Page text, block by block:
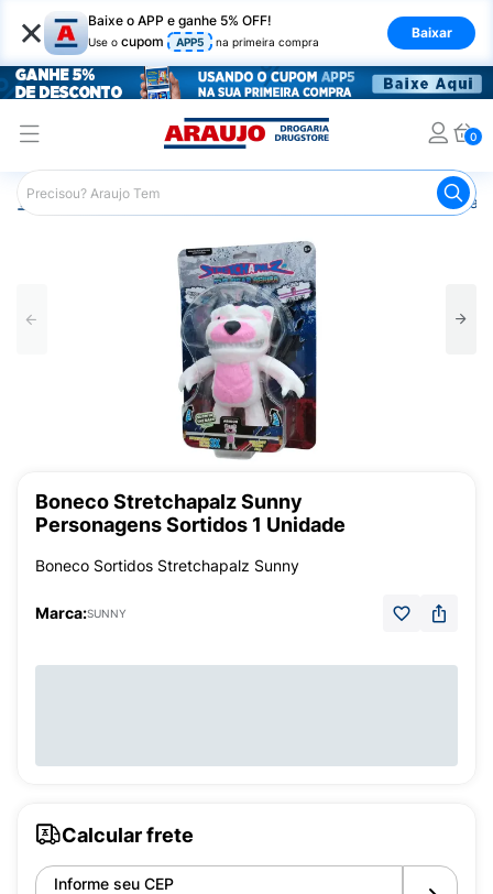
× Baixe o APP e ganhe 5% OFF!
Use o cupom APP5 na primeira compra
Baixar
0
Araujo Infantil Boneco
Boneco Stretchapalz Sunny
Personagens Sortidos 1 Unidade
Boneco Sortidos Stretchapalz Sunny
Marca:SUNNY
Calcular frete
Informe seu CEP